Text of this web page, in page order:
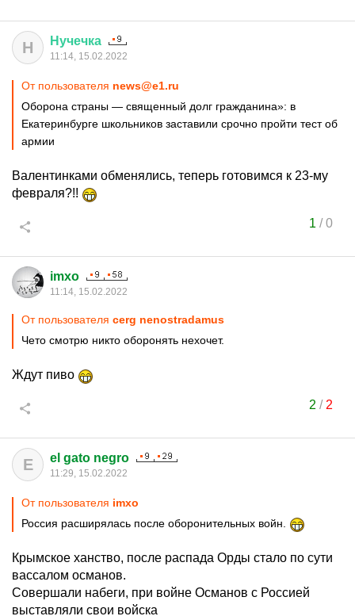
Н Нучечка
11:14, 15.02.2022
От пользователя news@e1.ru
Оборона страны — священный долг гражданина»: в
Екатеринбурге школьников заставили срочно пройти тест об
армии
Валентинками обменялись, теперь готовимся к 23-му
февраля?!!
1 /0
imxo
11:14, 15.02.2022
От пользователя cerg nenostradamus
Чето смотрю никто оборонять нехочет.
Ждут пиво
2 / 2
E el gato negro
11:29, 15.02.2022
От пользователя imxo
Россия расширялась после оборонительных войн.
Крымское ханство, после распада Орды стало по сути
вассалом османов.
Совершали набеги, при войне Османов с Россией
выставляли свои войска